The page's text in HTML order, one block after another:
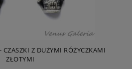
CZASZKI Z DUŻYMI RÓŻYCZKAMI
ZŁOTYMI